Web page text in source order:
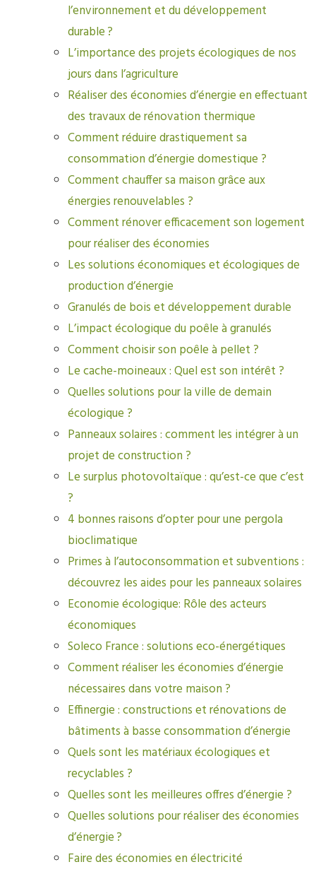
l’environnement et du développement
durable ?
L’importance des projets écologiques de nos
jours dans l’agriculture
Réaliser des économies d’énergie en effectuant
des travaux de rénovation thermique
Comment réduire drastiquement sa
consommation d’énergie domestique ?
Comment chauffer sa maison grâce aux
énergies renouvelables ?
Comment rénover efficacement son logement
pour réaliser des économies
Les solutions économiques et écologiques de
production d’énergie
Granulés de bois et développement durable
L’impact écologique du poêle à granulés
Comment choisir son poêle à pellet ?
Le cache-moineaux : Quel est son intérêt ?
Quelles solutions pour la ville de demain
écologique ?
Panneaux solaires : comment les intégrer à un
projet de construction ?
Le surplus photovoltaïque : qu’est-ce que c’est
?
4 bonnes raisons d’opter pour une pergola
bioclimatique
Primes à l’autoconsommation et subventions :
découvrez les aides pour les panneaux solaires
Economie écologique: Rôle des acteurs
économiques
Soleco France : solutions eco-énergétiques
Comment réaliser les économies d’énergie
nécessaires dans votre maison ?
Effinergie : constructions et rénovations de
bâtiments à basse consommation d’énergie
Quels sont les matériaux écologiques et
recyclables ?
Quelles sont les meilleures offres d’énergie ?
Quelles solutions pour réaliser des économies
d’énergie ?
Faire des économies en électricité